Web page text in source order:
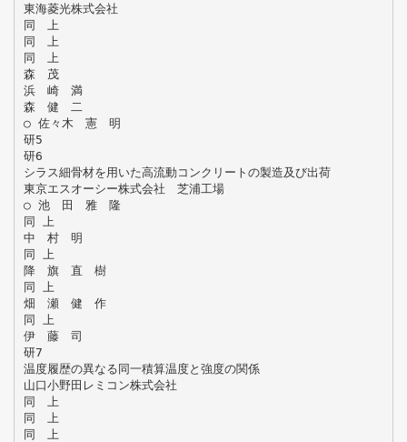
東海菱光株式会社
同 上
同 上
同 上
森 茂
浜 崎 満
森 健 二
○ 佐々木 憲 明
研5
研6
シラス細骨材を用いた高流動コンクリートの製造及び出荷
東京エスオーシー株式会社 芝浦工場
○ 池 田 雅 隆
同 上
中 村 明
同 上
降 旗 直 樹
同 上
畑 瀬 健 作
同 上
伊 藤 司
研7
温度履歴の異なる同一積算温度と強度の関係
山口小野田レミコン株式会社
同 上
同 上
同 上